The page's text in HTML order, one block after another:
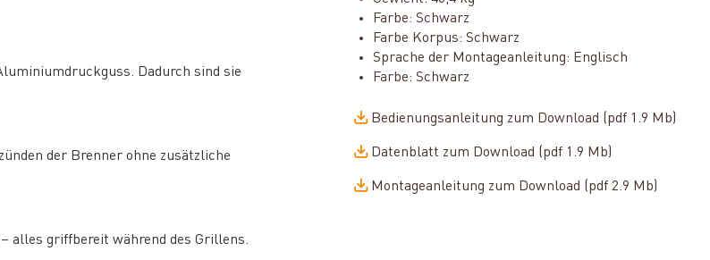
Dadurch sind sie
der Brenner ohne zusätzliche
alles griffbereit während des Grillens.
Farbe: Schwarz
Farbe Korpus: Schwarz
Sprache der Montageanleitung: Englisch
Farbe: Schwarz
Bedienungsanleitung zum Download (pdf 1.9 Mb)
Datenblatt zum Download (pdf 1.9 Mb)
Montageanleitung zum Download (pdf 2.9 Mb)